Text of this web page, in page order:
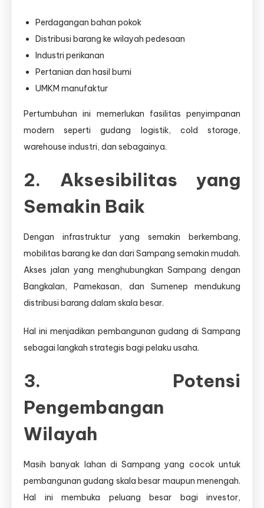
Perdagangan bahan pokok
Distribusi barang ke wilayah pedesaan
Industri perikanan
Pertanian dan hasil bumi
UMKM manufaktur
Pertumbuhan ini memerlukan fasilitas penyimpanan
modern seperti gudang logistik, cold storage,
warehouse industri, dan sebagainya.
2. Aksesibilitas yang
Semakin Baik
Dengan infrastruktur yang semakin berkembang,
mobilitas barang ke dan dari Sampang semakin mudah.
Akses jalan yang menghubungkan Sampang dengan
Bangkalan, Pamekasan, dan Sumenep mendukung
distribusi barang dalam skala besar.
Hal ini menjadikan pembangunan gudang di Sampang
sebagai langkah strategis bagi pelaku usaha.
3. Potensi
Pengembangan
Wilayah
Masih banyak lahan di Sampang yang cocok untuk
pembangunan gudang skala besar maupun menengah.
Hal ini membuka peluang besar bagi investor,